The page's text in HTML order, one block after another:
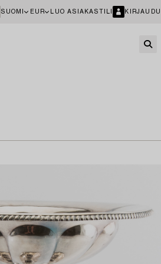
SUOMI EUR LUO ASIAKASTILI KIRJAUDU